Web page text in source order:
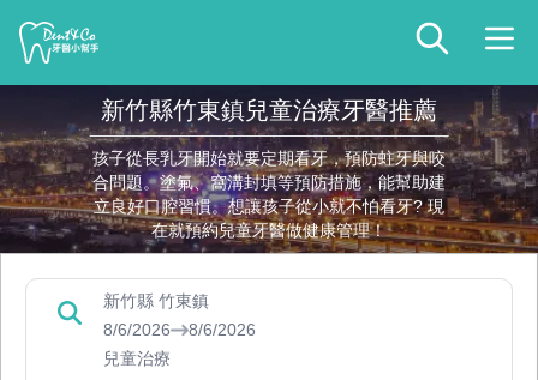
新竹縣竹東鎮兒童治療牙醫推薦
孩子從長乳牙開始就要定期看牙，預防蛀牙與咬
合問題。塗氟、窩溝封填等預防措施，能幫助建
立良好口腔習慣。想讓孩子從小就不怕看牙? 現
在就預約兒童牙醫做健康管理！
新竹縣 竹東鎮
8/6/2026
8/6/2026
兒童治療